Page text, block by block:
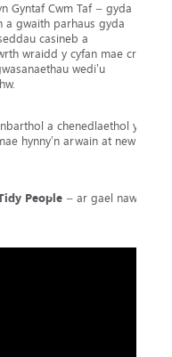
Gyntaf Cwm Taf – gyda
gwaith parhaus gyda
casineb a
wraidd y cyfan mae cred
wedi’u
a chenedlaethol yn
hynny’n arwain at newid
People – ar gael nawr